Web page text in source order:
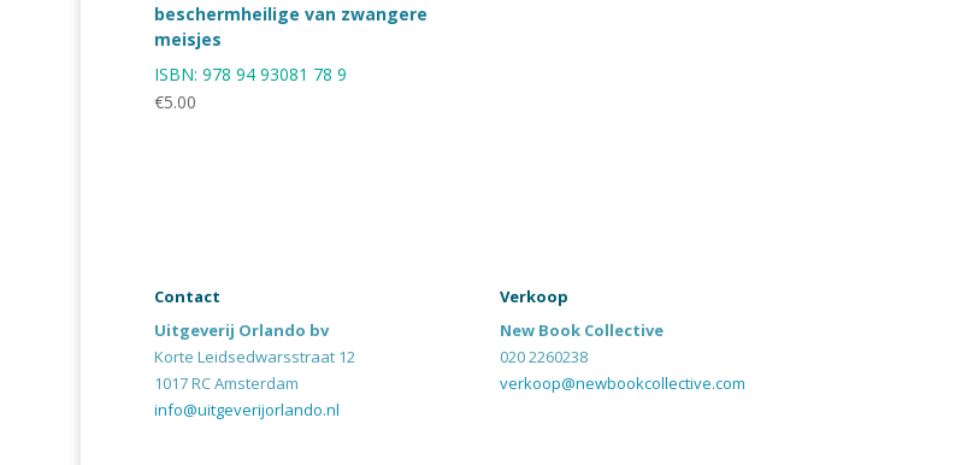
beschermheilige van zwangere
meisjes
ISBN: 978 94 93081 78 9
€5.00
Contact
Uitgeverij Orlando bv
Korte Leidsedwarsstraat 12
1017 RC Amsterdam
info@uitgeverijorlando.nl
Verkoop
New Book Collective
020 2260238
verkoop@newbookcollective.com